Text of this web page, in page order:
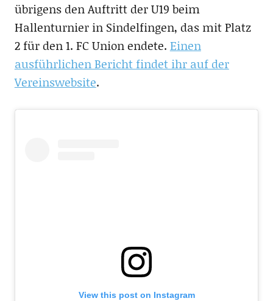
übrigens den Auftritt der U19 beim
Hallenturnier in Sindelfingen, das mit Platz
2 für den 1. FC Union endete. Einen
ausführlichen Bericht findet ihr auf der
Vereinswebsite.
View this post on Instagram